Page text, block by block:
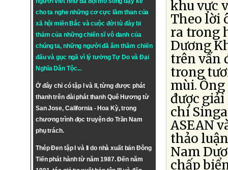
cho ta nghe những cơ cực lầm than của
xã hội miền Bắc và cuộc đời tù đày bi
thảm của những chiến sĩ vô danh của
chúng ta, những người đã âm thầm chiến
đấu và gục ngã vì lý tưởngTự DovàĐại
Nghĩa Dân Tộc...
Ở đây chỉ có tập I và II, từng được phát
thanh trên đài phát thanh Quê Hương từ
San Jose, California - Hoa Kỳ, trong
chương trình đọc truyện do Trần Nam
phụ trách.
Thép Đen tập I và II do nhà xuất bản Đông
Tiến phát hành từ năm 1987. Đến năm
khu vực
Theo lời
ra trong
Dương
trên vấn
trong
mùi.
được giải
chí
ASEAN
thảo
Nam
chấp